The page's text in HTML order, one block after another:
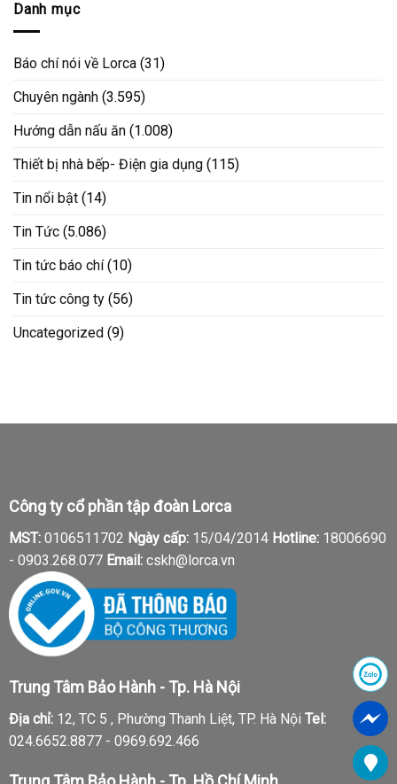
Danh mục
Báo chí nói về Lorca (31)
Chuyên ngành (3.595)
Hướng dẫn nấu ăn (1.008)
Thiết bị nhà bếp- Điện gia dụng (115)
Tin nổi bật (14)
Tin Tức (5.086)
Tin tức báo chí(10)
Tin tức công ty (56)
Uncategorized (9)
Công ty cổ phần tập đoàn Lorca
MST:0106511702 Ngày cấp:15/04/2014 Hotline:18006690
- 0903.268.077 Email:cskh@lorca.vn
Trung Tâm Bảo Hành - Tp. Hà Nội
Địa chỉ:12, TC 5 , Phường Thanh Liệt, TP. Hà Nội Tel:
024.6652.8877 - 0969.692.466